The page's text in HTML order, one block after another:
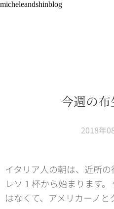
micheleandshinblog
今週の
2018年
イタリア人の朝は、近所
レソ１杯から始まります
はなくて、アメリカーノと